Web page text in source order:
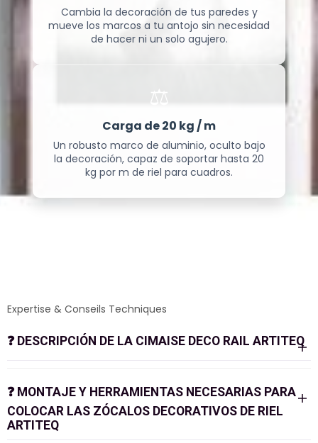
Cambia la decoración de tus paredes y
mueve los marcos a tu antojo sin necesidad
de hacer ni un solo agujero.
⚖️
Carga de 20 kg / m
Un robusto marco de aluminio, oculto bajo
la decoración, capaz de soportar hasta 20
kg por m de riel para cuadros.
Expertise & Conseils Techniques
❓ DESCRIPCIÓN DE LA CIMAISE DECO RAIL ARTITEQ
❓ MONTAJE Y HERRAMIENTAS NECESARIAS PARA
COLOCAR LAS ZÓCALOS DECORATIVOS DE RIEL
ARTITEQ